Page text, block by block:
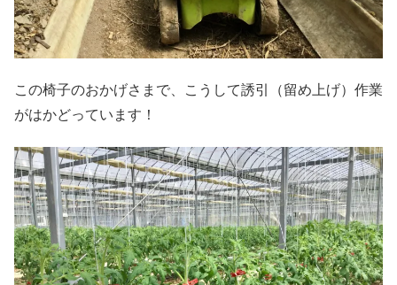
この椅子のおかげさまで、こうして誘引（留め上げ）作業
がはかどっています！